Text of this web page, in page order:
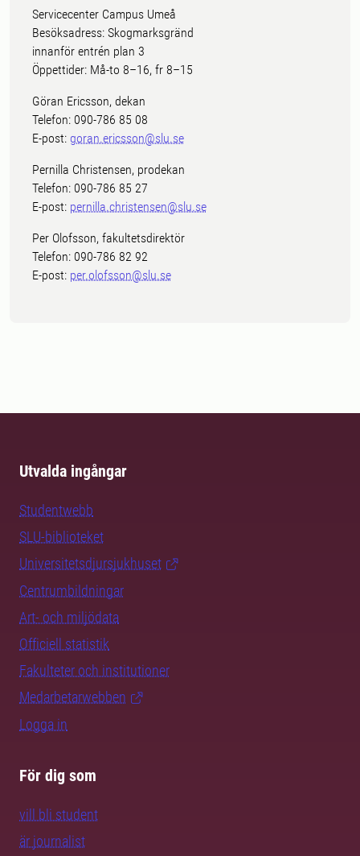
Servicecenter Campus Umeå
Besöksadress: Skogmarksgränd
innanför entrén plan 3
Öppettider: Må-to 8–16, fr 8–15
Göran Ericsson, dekan
Telefon: 090-786 85 08
E-post: goran.ericsson@slu.se
Pernilla Christensen, prodekan
Telefon: 090-786 85 27
E-post: pernilla.christensen@slu.se
Per Olofsson, fakultetsdirektör
Telefon: 090-786 82 92
E-post: per.olofsson@slu.se
Utvalda ingångar
Studentwebb
SLU-biblioteket
Universitetsdjursjukhuset
Centrumbildningar
Art- och miljödata
Officiell statistik
Fakulteter och institutioner
Medarbetarwebben
Logga in
För dig som
vill bli student
är journalist